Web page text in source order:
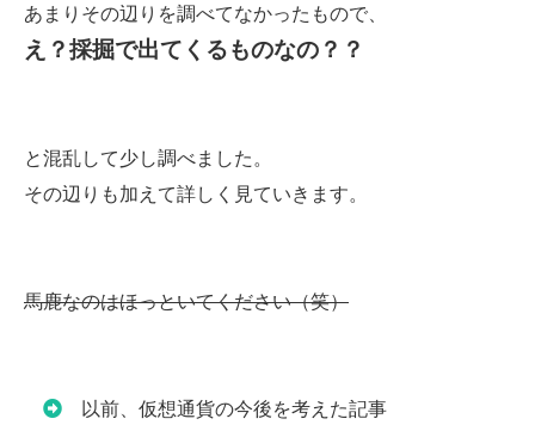
あまりその辺りを調べてなかったもので、
え？採掘で出てくるものなの？？
と混乱して少し調べました。
その辺りも加えて詳しく見ていきます。
馬鹿なのはほっといてください（笑）
以前、仮想通貨の今後を考えた記事